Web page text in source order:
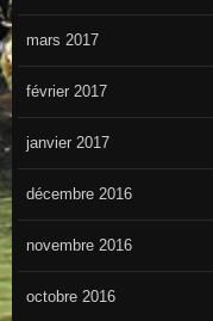
mars 2017
février 2017
janvier 2017
décembre 2016
novembre 2016
octobre 2016